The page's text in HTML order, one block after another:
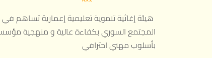
هيئة إغاثية تنموية تعليمية إعمارية تساهم في
المجتمع السوري بكفاءة عالية و منهجية
بأسلوب مهني احترافي